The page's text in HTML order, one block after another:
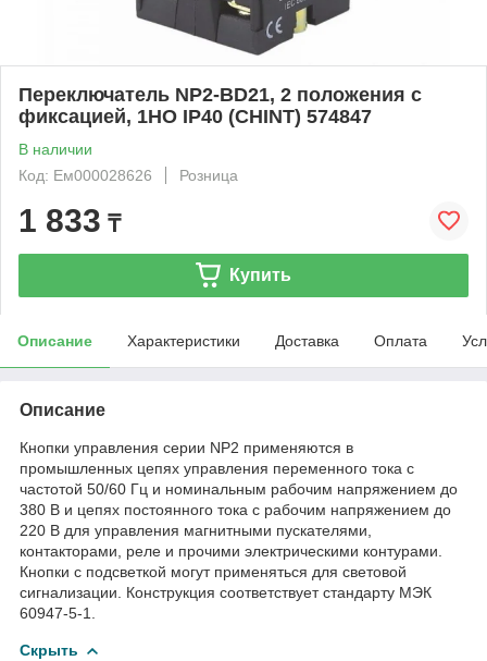
Переключатель NP2-BD21, 2 положения с
фиксацией, 1НО IP40 (CHINT) 574847
В наличии
Код: Ем000028626
Розница
1 833 ₸
Купить
Описание Характеристики Доставка Оплата
Описание
Кнопки управления серии NP2 применяются в
промышленных цепях управления переменного тока с
частотой 50/60 Гц и номинальным рабочим напряжением до
380 В и цепях постоянного тока с рабочим напряжением до
220 В для управления магнитными пускателями,
контакторами, реле и прочими электрическими контурами.
Кнопки с подсветкой могут применяться для световой
сигнализации. Конструкция соответствует стандарту МЭК
60947-5-1.
Скрыть